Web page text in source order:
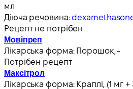
мл
Діюча речовина:
Рецепт не потрібен
Мовіпреп
Лікарська форма: Порошок, -
Потрібен рецепт
Максітрол
Лікарська форма: Краплі, (1 мг